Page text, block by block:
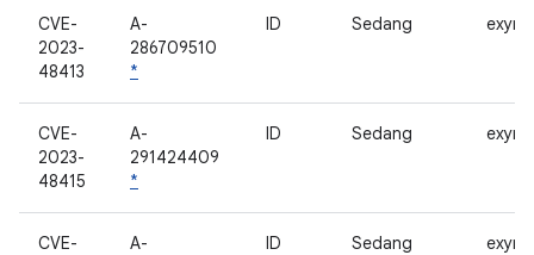
CVE-
2023-
48413
A-
286709510
*
ID Sedang
CVE-
2023-
48415
A-
291424409
*
ID Sedang
CVE-
A-
ID Sedang